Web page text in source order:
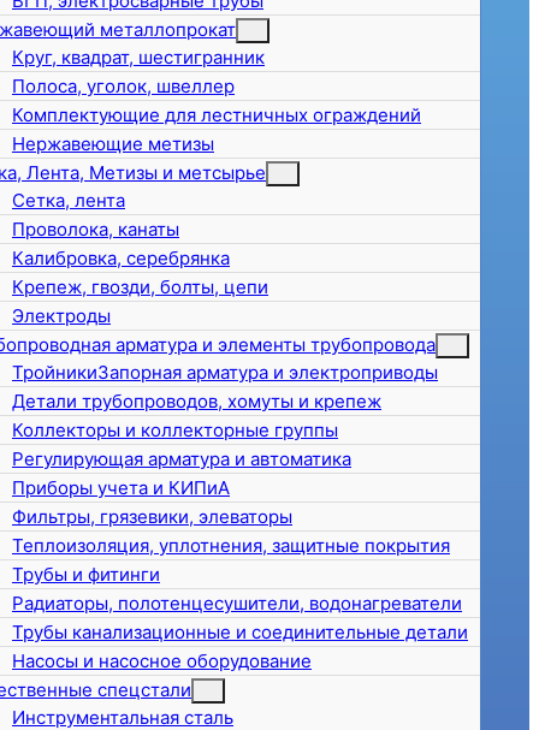
металлопрокат
Круг, квадрат, шестигранник
Полоса, уголок, швеллер
Комплектующие для лестничных ограждений
Нержавеющие метизы
Лента, Метизы и метсырье
Сетка, лента
Проволока, канаты
Калибровка, серебрянка
Крепеж, гвозди, болты, цепи
Электроды
арматура и элементы трубопровода
ТройникиЗапорная арматура и электроприводы
Детали трубопроводов, хомуты и крепеж
Коллекторы и коллекторные группы
Регулирующая арматура и автоматика
Приборы учета и КИПиА
Фильтры, грязевики, элеваторы
Теплоизоляция, уплотнения, защитные покрытия
Трубы и фитинги
Радиаторы, полотенцесушители, водонагреватели
Трубы канализационные и соединительные детали
Насосы и насосное оборудование
спецстали
Инструментальная сталь